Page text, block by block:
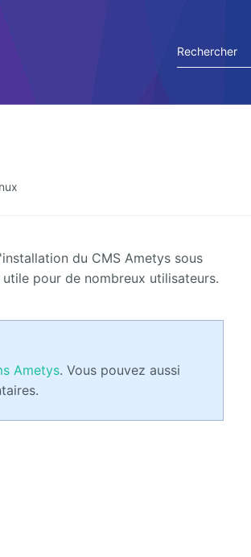
du CMS Ametys sous
pour de nombreux utilisateurs.
Ametys. Vous pouvez aussi